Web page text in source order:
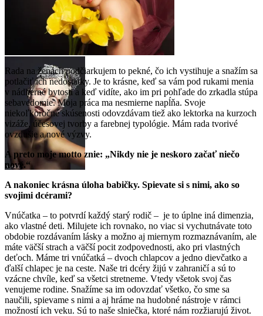
Rada na ženách podčiarkujem to pekné, čo ich vystihuje a snažím sa
potlačiť ich nedostatky. Je to krásne, keď sa vám pod rukami menia
v nádherné bytosti a keď vidíte, ako im pri pohľade do zrkadla stúpa
sebavedomie. Moja práca ma nesmierne napĺňa. Svoje
niekoľkoročné skúsenosti odovzdávam tiež ako lektorka na kurzoch
vizáže, účesovej tvorby a farebnej typológie. Mám rada tvorivé
ovzdušie a nové výzvy.
A preto moje motto znie: „Nikdy nie je neskoro začať niečo
nové.“
A nakoniec krásna úloha babičky. Spievate si s nimi, ako so
svojimi dcérami?
Vnúčatka – to potvrdí každý starý rodič – je to úplne iná dimenzia,
ako vlastné deti. Milujete ich rovnako, no viac si vychutnávate toto
obdobie rozdávaním lásky a možno aj miernym rozmaznávaním, ale
máte väčší strach a väčší pocit zodpovednosti, ako pri vlastných
deťoch. Máme tri vnúčatká – dvoch chlapcov a jedno dievčatko a
ďalší chlapec je na ceste. Naše tri dcéry žijú v zahraničí a sú to
vzácne chvíle, keď sa všetci stretneme. Vtedy všetok svoj čas
venujeme rodine. Snažíme sa im odovzdať všetko, čo sme sa
naučili, spievame s nimi a aj hráme na hudobné nástroje v rámci
možností ich veku. Sú to naše slniečka, ktoré nám rozžiarujú život.